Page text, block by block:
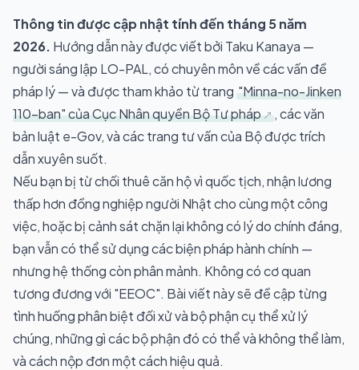
Thông tin được cập nhật tính đến tháng 5 năm
2026. Hướng dẫn này được viết bởi Taku Kanaya —
người sáng lập LO-PAL, có chuyên môn về các vấn đề
pháp lý — và được tham khảo từ trang "Minna-no-Jinken
110-ban" của Cục Nhân quyền Bộ Tư pháp
, các văn
bản luật e-Gov, và các trang tư vấn của Bộ được trích
dẫn xuyên suốt.
Nếu bạn bị từ chối thuê căn hộ vì quốc tịch, nhận lương
thấp hơn đồng nghiệp người Nhật cho cùng một công
việc, hoặc bị cảnh sát chặn lại không có lý do chính đáng,
bạn vẫn có thể sử dụng các biện pháp hành chính —
nhưng hệ thống còn phân mảnh. Không có cơ quan
tương đương với "EEOC". Bài viết này sẽ đề cập từng
tình huống phân biệt đối xử và bộ phận cụ thể xử lý
chúng, những gì các bộ phận đó có thể và không thể làm,
và cách nộp đơn một cách hiệu quả.